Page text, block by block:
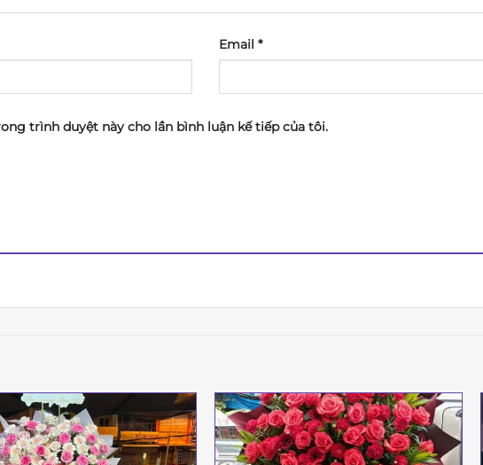
Email *
trình duyệt này cho lần bình luận kế tiếp của tôi.